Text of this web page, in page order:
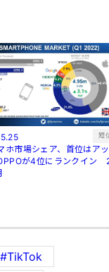
短
ホ市場シェア、首位はアッ
が4位にランクイン
#TikTok